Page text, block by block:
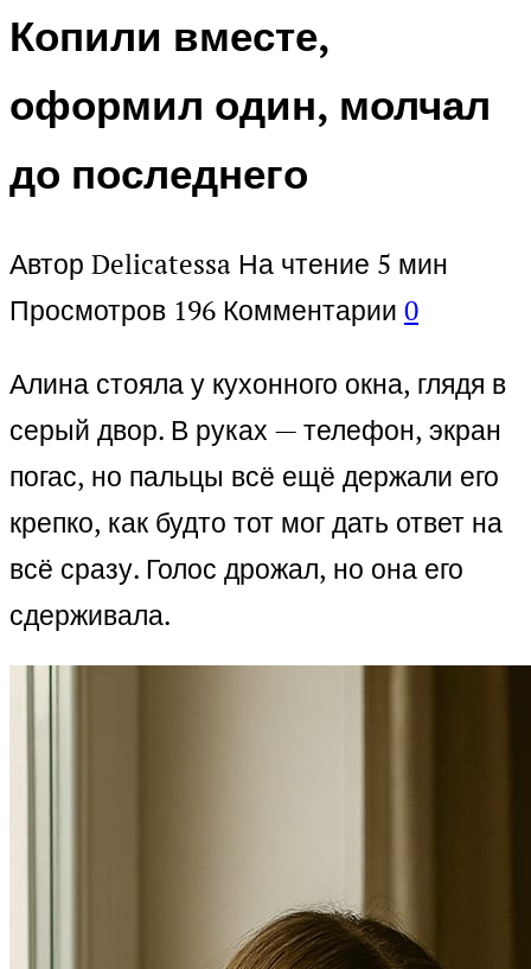
Копили вместе,
оформил один, молчал
до последнего
Автор Delicatessa На чтение 5 мин
Просмотров 196 Комментарии 0
Алина стояла у кухонного окна, глядя в
серый двор. В руках — телефон, экран
погас, но пальцы всё ещё держали его
крепко, как будто тот мог дать ответ на
всё сразу. Голос дрожал, но она его
сдерживала.